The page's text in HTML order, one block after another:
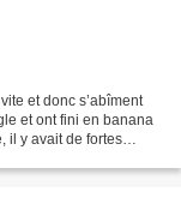
et donc s’abîment
et ont fini en banana
il y avait de fortes